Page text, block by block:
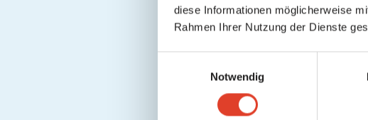
diese Informationen möglicherweise
Rahmen Ihrer Nutzung der Dienste
Notwendig